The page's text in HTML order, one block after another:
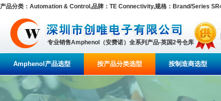
产品分类：Automation & Control,品牌：TE Connectivity,规格：Brand/Series
专业销售Amphenol（安费诺）全系列产品-英国2号仓库
Amphenol产品选型 按产品分类选型 按制造商选型